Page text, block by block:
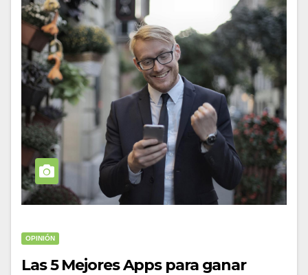
OPINIÓN
Las 5 Mejores Apps para ganar